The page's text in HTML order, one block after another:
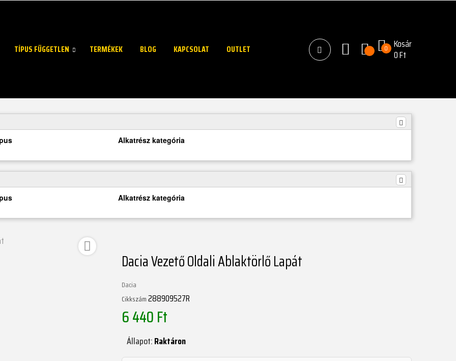
TÍPUS FÜGGETLEN TERMÉKEK BLOG KAPCSOLAT OUTLET 0 Kosár
0 Ft
Alkatrész kategória
Alkatrész kategória

Dacia Vezető Oldali Ablaktörlő Lapát
Dacia
Cikkszám288909527R
6 440 Ft
Állapot:Raktáron